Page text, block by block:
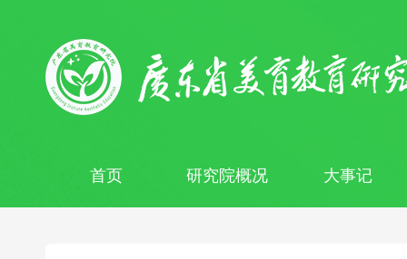
首页 研究院概况 大事记